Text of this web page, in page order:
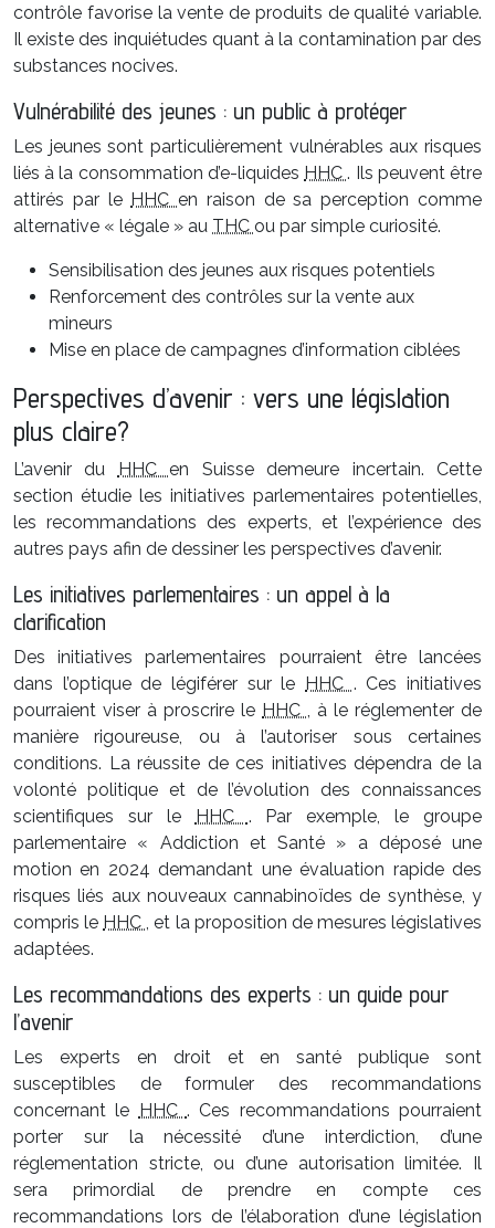
contrôle favorise la vente de produits de qualité variable.
Il existe des inquiétudes quant à la contamination par des
substances nocives.
Vulnérabilité des jeunes : un public à protéger
Les jeunes sont particulièrement vulnérables aux risques
liés à la consommation d’e-liquides HHC. Ils peuvent être
attirés par le HHCen raison de sa perception comme
alternative « légale » au THC ou par simple curiosité.
Sensibilisation des jeunes aux risques potentiels
Renforcement des contrôles sur la vente aux
mineurs
Mise en place de campagnes d’information ciblées
Perspectives d’avenir : vers une législation
plus claire?
L’avenir du HHCen Suisse demeure incertain. Cette
section étudie les initiatives parlementaires potentielles,
les recommandations des experts, et l’expérience des
autres pays afin de dessiner les perspectives d’avenir.
Les initiatives parlementaires : un appel à la
clarification
Des initiatives parlementaires pourraient être lancées
dans l’optique de légiférer sur le HHC . Ces initiatives
pourraient viser à proscrire le HHC , à le réglementer de
manière rigoureuse, ou à l’autoriser sous certaines
conditions. La réussite de ces initiatives dépendra de la
volonté politique et de l’évolution des connaissances
scientifiques sur le HHC . Par exemple, le groupe
parlementaire « Addiction et Santé » a déposé une
motion en 2024 demandant une évaluation rapide des
risques liés aux nouveaux cannabinoïdes de synthèse, y
compris le HHC, et la proposition de mesures législatives
adaptées.
Les recommandations des experts : un guide pour
l’avenir
Les experts en droit et en santé publique sont
susceptibles de formuler des recommandations
concernant le HHC. Ces recommandations pourraient
porter sur la nécessité d’une interdiction, d’une
réglementation stricte, ou d’une autorisation limitée. Il
sera primordial de prendre en compte ces
recommandations lors de l’élaboration d’une législation